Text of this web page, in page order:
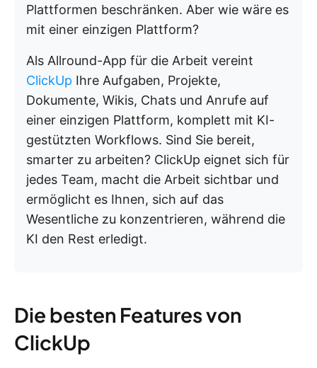
Plattformen beschränken. Aber wie wäre es
mit einer einzigen Plattform?
Als Allround-App für die Arbeit vereint
ClickUp Ihre Aufgaben, Projekte,
Dokumente, Wikis, Chats und Anrufe auf
einer einzigen Plattform, komplett mit KI-
gestützten Workflows. Sind Sie bereit,
smarter zu arbeiten? ClickUp eignet sich für
jedes Team, macht die Arbeit sichtbar und
ermöglicht es Ihnen, sich auf das
Wesentliche zu konzentrieren, während die
KI den Rest erledigt.
Die besten Features von
ClickUp